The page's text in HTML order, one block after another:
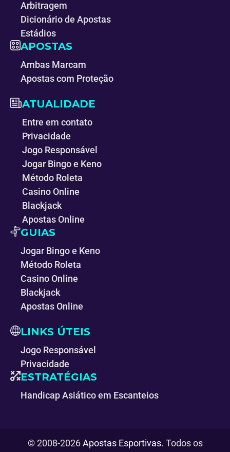
Arbitragem
Dicionário de Apostas
Estádios
APOSTAS
Ambas Marcam
Apostas com Proteção
ATUALIDADE
Entre em contato
Privacidade
Jogo Responsável
Jogar Bingo e Keno
Método Roleta
Casino Online
Blackjack
Apostas Online
GUIAS
Jogar Bingo e Keno
Método Roleta
Casino Online
Blackjack
Apostas Online
LINKS ÚTEIS
Jogo Responsável
Privacidade
ESTRATÉGIAS
Handicap Asiático em Escanteios
© 2008-2026Apostas Esportivas. Todos os